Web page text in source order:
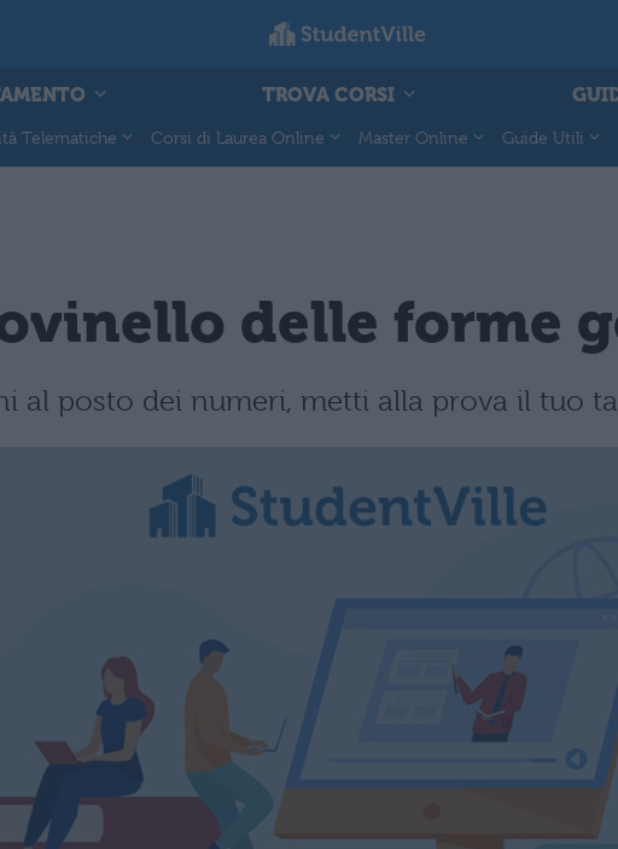
TROVA CORSI
Telematiche Corsi di Laurea Online Master Online Guide Utili
delle forme
al posto dei numeri, metti alla prova il tuo